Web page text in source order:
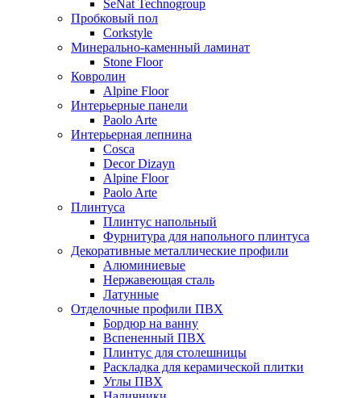
SeNat Technogroup
Пробковый пол
Corkstyle
Минерально-каменный ламинат
Stone Floor
Ковролин
Alpine Floor
Интерьерные панели
Paolo Arte
Интерьерная лепнина
Cosca
Decor Dizayn
Alpine Floor
Paolo Arte
Плинтуса
Плинтус напольный
Фурнитура для напольного плинтуса
Декоративные металлические профили
Алюминиевые
Нержавеющая сталь
Латунные
Отделочные профили ПВХ
Бордюр на ванну
Вспененный ПВХ
Плинтус для столешницы
Раскладка для керамической плитки
Углы ПВХ